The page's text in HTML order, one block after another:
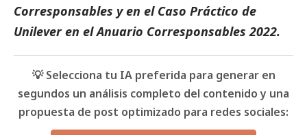
Corresponsables y en el Caso Práctico de
Unileveren elAnuario Corresponsables 2022.
💡 Selecciona tu IA preferida para generar en
segundos un análisis completo del contenido y una
propuesta de post optimizado para redes sociales: